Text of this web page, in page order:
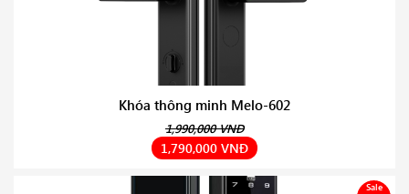
Khóa thông minh Melo-602
1,990,000 VNĐ
1,790,000 VNĐ
Sale